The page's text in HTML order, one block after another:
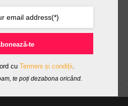
te
cu Termeni și condiții.
te poți dezabona oricând.